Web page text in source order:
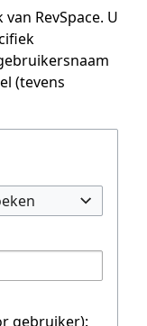
RevSpace. U
(tevens
gebruiker):